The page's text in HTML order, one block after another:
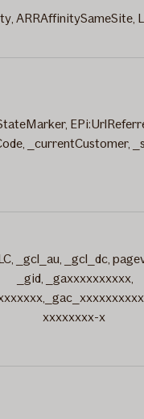
ARRAffinitySameSite,
_currentCustomer,
_gcl_au, _gcl_dc,
_gid, _gaxxxxxxxxxx,
xxxxxxxx-x